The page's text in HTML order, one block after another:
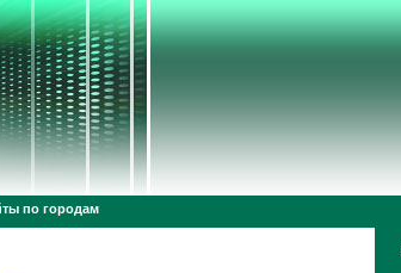
по городам